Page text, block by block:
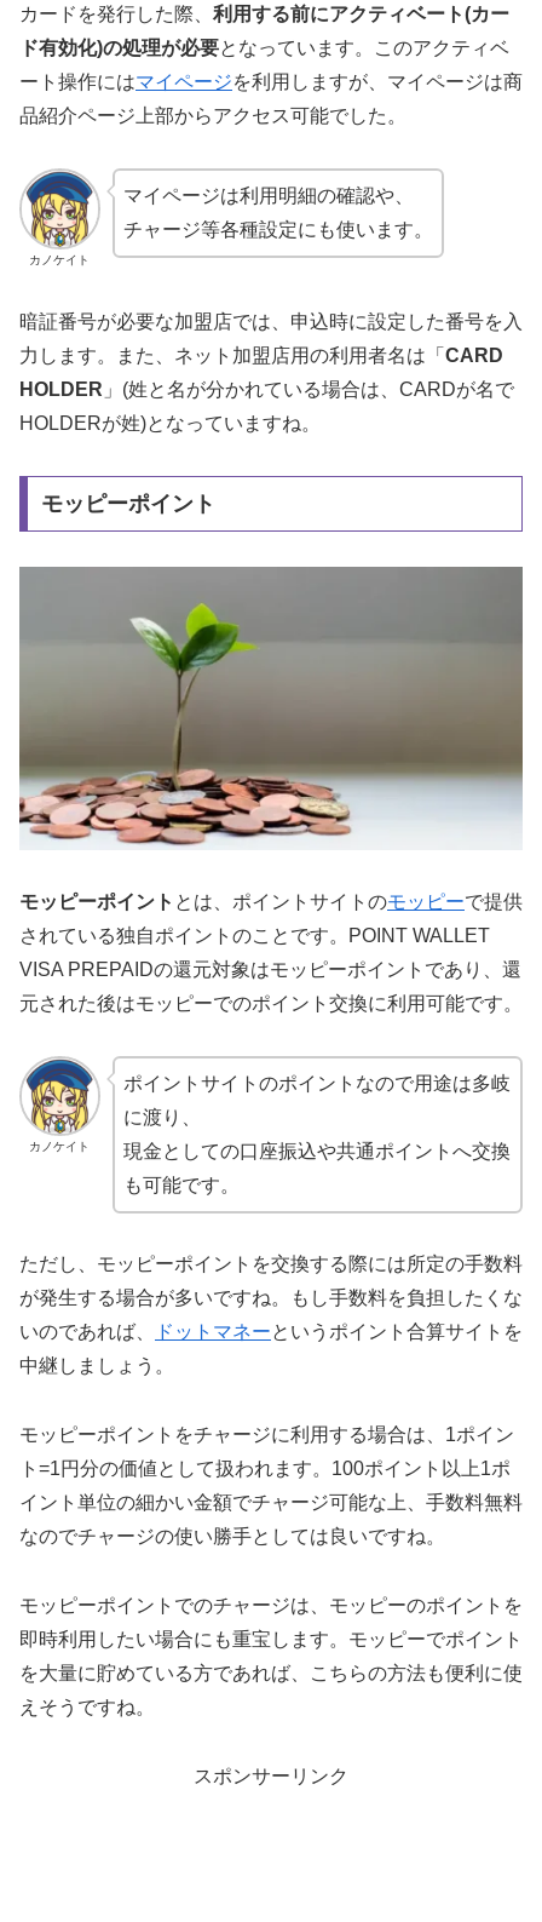
カードを発行した際、 利用する前にアクティベート(カー
ド有効化)の処理が必要となっています。このアクティベ
ート操作にはマイページを利用しますが、マイページは商
品紹介ページ上部からアクセス可能でした。
カノケイト
マイページは利用明細の確認や、
チャージ等各種設定にも使います。
暗証番号が必要な加盟店では、申込時に設定した番号を入
力します。また、ネット加盟店用の利用者名は「 CARD
HOLDER 」(姓と名が分かれている場合は、CARDが名で
HOLDERが姓)となっていますね。
モッピーポイント
モッピーポイント とは、ポイントサイトのモッピーで提供
されている独自ポイントのことです。POINT WALLET
VISA PREPAIDの還元対象はモッピーポイントであり、還
元された後はモッピーでのポイント交換に利用可能です。
カノケイト
ポイントサイトのポイントなので用途は多岐
に渡り、
現金としての口座振込や共通ポイントへ交換
も可能です。
ただし、モッピーポイントを交換する際には所定の手数料
が発生する場合が多いですね。もし手数料を負担したくな
いのであれば、
ドットマネーというポイント合算サイトを
中継しましょう。
モッピーポイントをチャージに利用する場合は、1ポイン
ト=1円分の価値として扱われます。100ポイント以上1ポ
イント単位の細かい金額でチャージ可能な上、手数料無料
なのでチャージの使い勝手としては良いですね。
モッピーポイントでのチャージは、モッピーのポイントを
即時利用したい場合にも重宝します。モッピーでポイント
を大量に貯めている方であれば、こちらの方法も便利に使
えそうですね。
スポンサーリンク